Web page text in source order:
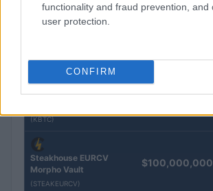
functionality and fraud prevention, and
user protection.
CONFIRM
Eureka Bridged PAX
Kinza Babylon Staked
(KBTC)
Steakhouse EURCV
Morpho Vault
(STEAKEURCV)